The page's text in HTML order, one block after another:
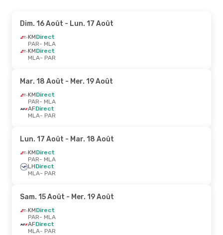
Dim. 16 Août - Lun. 17 Août
KMDirect
PAR- MLA
KMDirect
MLA- PAR
Mar. 18 Août - Mer. 19 Août
KMDirect
PAR- MLA
AFDirect
MLA- PAR
Lun. 17 Août - Mar. 18 Août
KMDirect
PAR- MLA
LHDirect
MLA- PAR
Sam. 15 Août - Mer. 19 Août
KMDirect
PAR- MLA
AFDirect
MLA- PAR